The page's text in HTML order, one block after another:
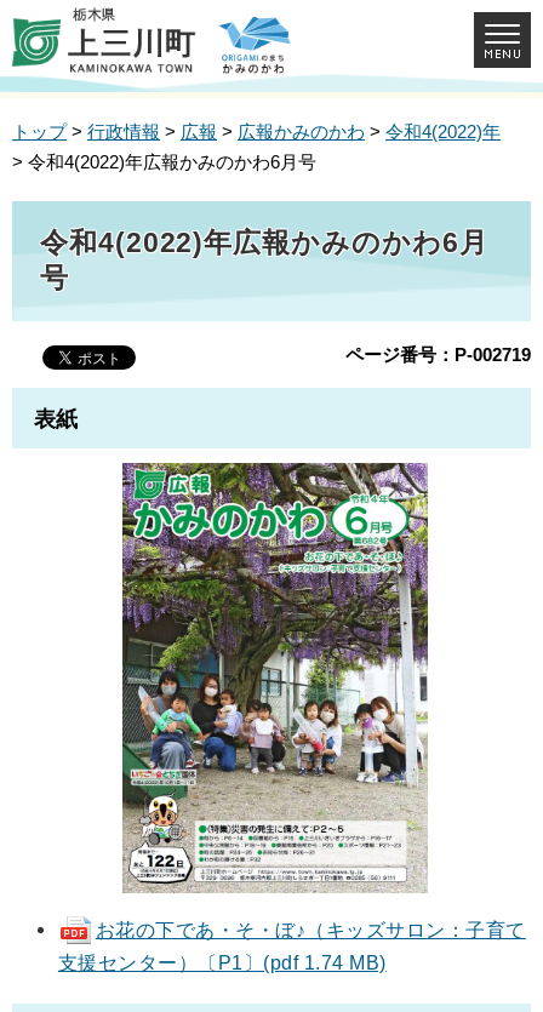
トップ> 行政情報 > 広報 > 広報かみのかわ > 令和4(2022)年
> 令和4(2022)年広報かみのかわ6月号
令和4(2022)年広報かみのかわ6月
号
ページ番号：P-002719
表紙
お花の下であ・そ・ぼ♪（キッズサロン：子育て
支援センター）〔P1〕(pdf 1.74 MB)